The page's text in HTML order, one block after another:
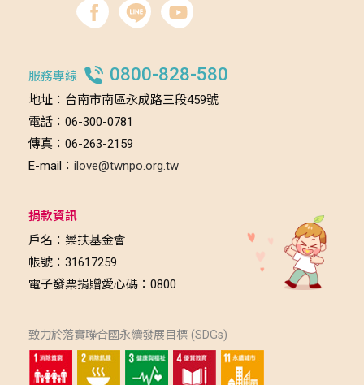
服務專線 0800-828-580
地址：台南市南區永成路三段459號
電話：06-300-0781
傳真：06-263-2159
E-mail： ilove@twnpo.org.tw
捐款資訊
戶名：樂扶基金會
帳號：31617259
電子發票捐贈愛心碼：0800
致力於落實聯合國永續發展目標 (SDGs)